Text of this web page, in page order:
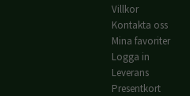
Villkor
Kontakta oss
Mina favoriter
Logga in
Leverans
Presentkort